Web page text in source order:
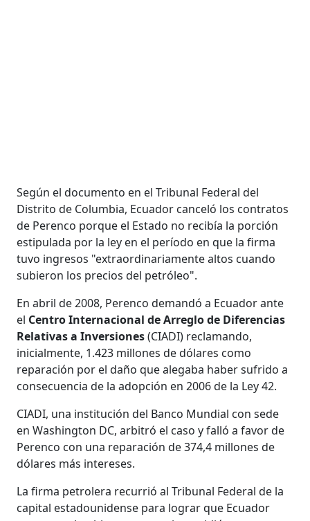
Según el documento en el Tribunal Federal del
Distrito de Columbia, Ecuador canceló los contratos
de Perenco porque el Estado no recibía la porción
estipulada por la ley en el período en que la firma
tuvo ingresos "extraordinariamente altos cuando
subieron los precios del petróleo".
En abril de 2008, Perenco demandó a Ecuador ante
el Centro Internacional de Arreglo de Diferencias
Relativas a Inversiones(CIADI) reclamando,
inicialmente, 1.423 millones de dólares como
reparación por el daño que alegaba haber sufrido a
consecuencia de la adopción en 2006 de la Ley 42.
CIADI, una institución del Banco Mundial con sede
en Washington DC, arbitró el caso y falló a favor de
Perenco con una reparación de 374,4 millones de
dólares más intereses.
La firma petrolera recurrió al Tribunal Federal de la
capital estadounidense para lograr que Ecuador